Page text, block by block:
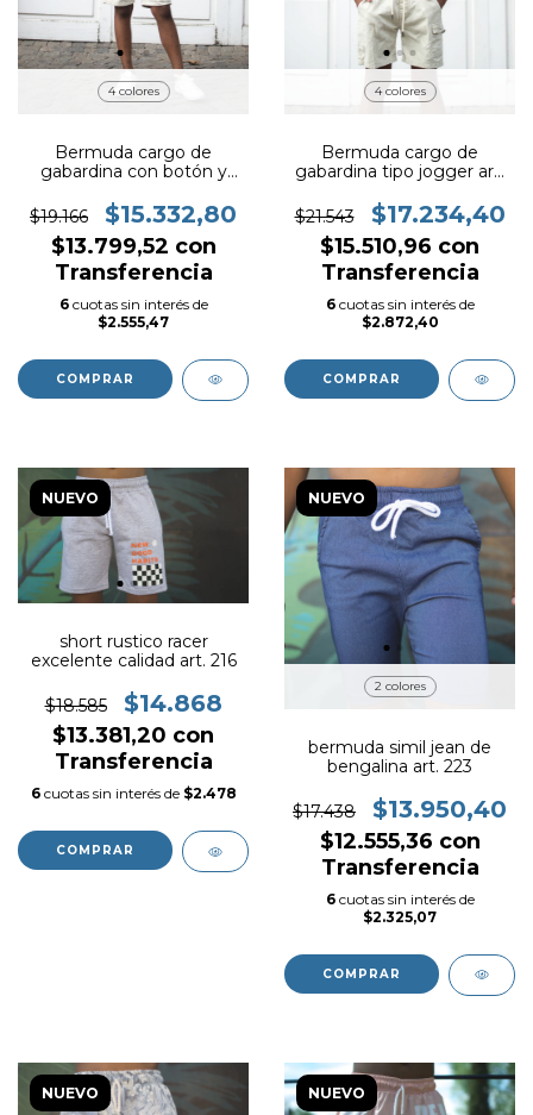
4 colores
Bermuda cargo de
gabardina con botón y
$19.166
$15.332,80
$13.799,52 con
Transferencia
6 cuotas sin interés de
$2.555,47
COMPRAR
4 colores
Bermuda cargo de
gabardina tipo jogger art.
$21.543
$17.234,40
$15.510,96 con
Transferencia
6 cuotas sin interés de
$2.872,40
COMPRAR
NUEVO
short rustico racer
excelente calidad art. 216
$18.585 $14.868
$13.381,20 con
Transferencia
6 cuotas sin interés de $2.478
COMPRAR
NUEVO
2 colores
bermuda simil jean de
bengalina art. 223
$17.438 $13.950,40
$12.555,36 con
Transferencia
6 cuotas sin interés de
$2.325,07
COMPRAR
NUEVO NUEVO